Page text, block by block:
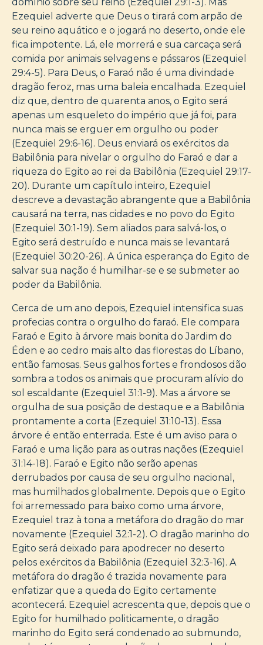
Ezequiel adverte que Deus o tirará com arpão de
seu reino aquático e o jogará no deserto, onde ele
fica impotente. Lá, ele morrerá e sua carcaça será
comida por animais selvagens e pássaros (Ezequiel
29:4-5). Para Deus, o Faraó não é uma divindade
dragão feroz, mas uma baleia encalhada. Ezequiel
diz que, dentro de quarenta anos, o Egito será
apenas um esqueleto do império que já foi, para
nunca mais se erguer em orgulho ou poder
(Ezequiel 29:6-16). Deus enviará os exércitos da
Babilônia para nivelar o orgulho do Faraó e dar a
riqueza do Egito ao rei da Babilônia (Ezequiel 29:17-
20). Durante um capítulo inteiro, Ezequiel
descreve a devastação abrangente que a Babilônia
causará na terra, nas cidades e no povo do Egito
(Ezequiel 30:1-19). Sem aliados para salvá-los, o
Egito será destruído e nunca mais se levantará
(Ezequiel 30:20-26). A única esperança do Egito de
salvar sua nação é humilhar-se e se submeter ao
poder da Babilônia.
Cerca de um ano depois, Ezequiel intensifica suas
profecias contra o orgulho do faraó. Ele compara
Faraó e Egito à árvore mais bonita do Jardim do
Éden e ao cedro mais alto das florestas do Líbano,
então famosas. Seus galhos fortes e frondosos dão
sombra a todos os animais que procuram alívio do
sol escaldante (Ezequiel 31:1-9). Mas a árvore se
orgulha de sua posição de destaque e a Babilônia
prontamente a corta (Ezequiel 31:10-13). Essa
árvore é então enterrada. Este é um aviso para o
Faraó e uma lição para as outras nações (Ezequiel
31:14-18). Faraó e Egito não serão apenas
derrubados por causa de seu orgulho nacional,
mas humilhados globalmente. Depois que o Egito
foi arremessado para baixo como uma árvore,
Ezequiel traz à tona a metáfora do dragão do mar
novamente (Ezequiel 32:1-2). O dragão marinho do
Egito será deixado para apodrecer no deserto
pelos exércitos da Babilônia (Ezequiel 32:3-16). A
metáfora do dragão é trazida novamente para
enfatizar que a queda do Egito certamente
acontecerá. Ezequiel acrescenta que, depois que o
Egito for humilhado politicamente, o dragão
marinho do Egito será condenado ao submundo,